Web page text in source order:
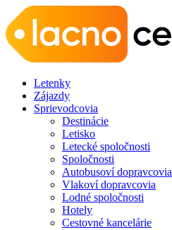
Letenky
Zájazdy
Sprievodcovia
Destinácie
Letisko
Letecké spoločnosti
Spoločnosti
Autobusoví dopravcovia
Vlakoví dopravcovia
Lodné spoločnosti
Hotely
Cestovné kancelárie